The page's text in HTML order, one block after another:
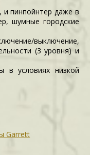
и пинпойнтер даже в
шумные городские
выключение,
(3 уровня) и
в условиях низкой
Garrett